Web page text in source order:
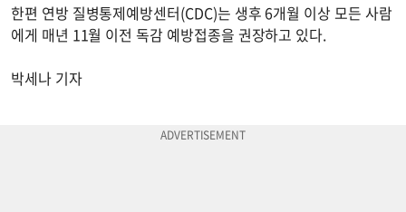
한편 연방 질병통제예방센터(CDC)는 생후 6개월 이상 모든 사람
에게 매년 11월 이전 독감 예방접종을 권장하고 있다.
박세나 기자